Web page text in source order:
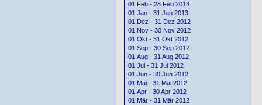
01.Feb - 28 Feb 2013
01.Jan - 31 Jan 2013
01.Dez - 31 Dez 2012
01.Nov - 30 Nov 2012
01.Okt - 31 Okt 2012
01.Sep - 30 Sep 2012
01.Aug - 31 Aug 2012
01.Jul - 31 Jul 2012
01.Jun - 30 Jun 2012
01.Mai - 31 Mai 2012
01.Apr - 30 Apr 2012
01.Mär - 31 Mär 2012